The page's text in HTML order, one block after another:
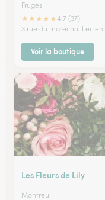
Fruges
★★★★★4.7 (37)
3 rue du maréchal Leclerc
Voir la boutique
Les Fleurs de Lily
Montreuil